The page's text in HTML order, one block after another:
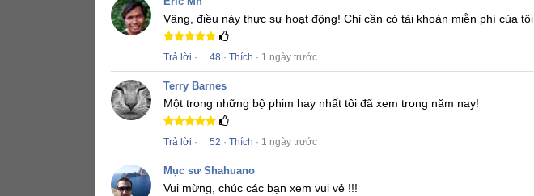
Vâng, điều này thực sự hoạt động! Chỉ cần có tài khoản miễn phí của tôi
Trả lời · 48 · Thích · 1 ngày trước
Terry Barnes
Một trong những bộ phim hay nhất tôi đã xem trong năm nay!
Trả lời · 52 · Thích · 1 ngày trước
Mục sư Shahuano
Vui mừng, chúc các bạn xem vui vẻ !!!